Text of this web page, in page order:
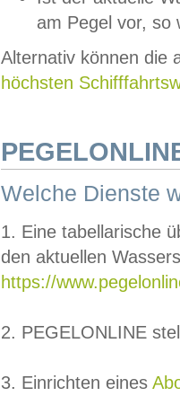
am Pegel vor,
Alternativ können die
höchsten
Welche Dienste
1. Eine tabellarische
den aktuellen
https://
2. PEGELONLINE
3. Einrichten eines